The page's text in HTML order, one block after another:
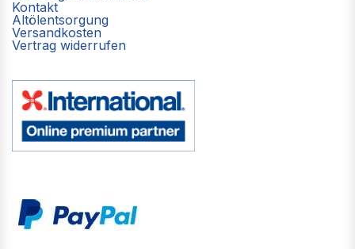
Kontakt
Altölentsorgung
Versandkosten
Vertrag widerrufen